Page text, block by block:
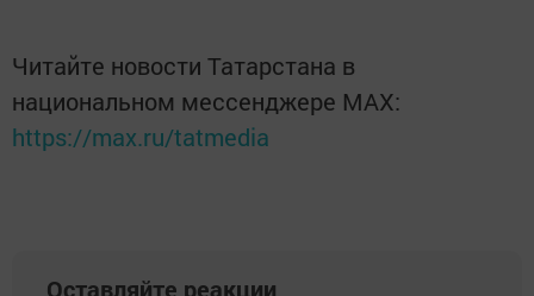
Читайте новости Татарстана в
национальном мессенджере MАХ:
https://max.ru/tatmedia
Оставляйте реакции